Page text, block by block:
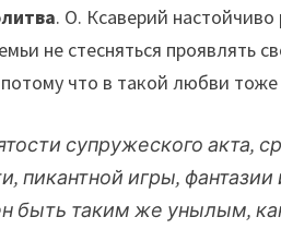
. О. Ксаверий настойчиво
не стесняться проявлять
что в такой любви тоже
супружеского акта,
пикантной игры,
быть таким же унылым,